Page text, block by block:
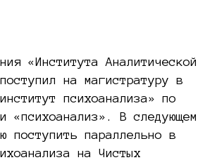
«Института Аналитической
на магистратуру в
психоанализа» по
«психоанализ». В следующем
поступить параллельно в
на Чистых